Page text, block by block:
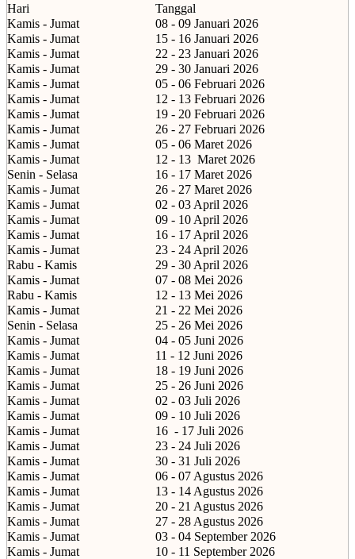
Hari
Tanggal
Kamis - Jumat
08 - 09 Januari 2026
Kamis - Jumat
15 - 16 Januari 2026
Kamis - Jumat
22 - 23 Januari 2026
Kamis - Jumat
29 - 30 Januari 2026
Kamis - Jumat
05 - 06 Februari 2026
Kamis - Jumat
12 - 13 Februari 2026
Kamis - Jumat
19 - 20 Februari 2026
Kamis - Jumat
26 - 27 Februari 2026
Kamis - Jumat
05 - 06 Maret 2026
Kamis - Jumat
12 - 13 Maret 2026
Senin - Selasa
16 - 17 Maret 2026
Kamis - Jumat
26 - 27 Maret 2026
Kamis - Jumat
02 - 03 April 2026
Kamis - Jumat
09 - 10 April 2026
Kamis - Jumat
16 - 17 April 2026
Kamis - Jumat
23 - 24 April 2026
Rabu - Kamis
29 - 30 April 2026
Kamis - Jumat
07 - 08 Mei 2026
Rabu - Kamis
12 - 13 Mei 2026
Kamis - Jumat
21 - 22 Mei 2026
Senin - Selasa
25 - 26 Mei 2026
Kamis - Jumat
04 - 05 Juni 2026
Kamis - Jumat
11 - 12 Juni 2026
Kamis - Jumat
18 - 19 Juni 2026
Kamis - Jumat
25 - 26 Juni 2026
Kamis - Jumat
02 - 03 Juli 2026
Kamis - Jumat
09 - 10 Juli 2026
Kamis - Jumat
16 - 17 Juli 2026
Kamis - Jumat
23 - 24 Juli 2026
Kamis - Jumat
30 - 31 Juli 2026
Kamis - Jumat
06 - 07 Agustus 2026
Kamis - Jumat
13 - 14 Agustus 2026
Kamis - Jumat
20 - 21 Agustus 2026
Kamis - Jumat
27 - 28 Agustus 2026
Kamis - Jumat
03 - 04 September 2026
Kamis - Jumat
10 - 11 September 2026